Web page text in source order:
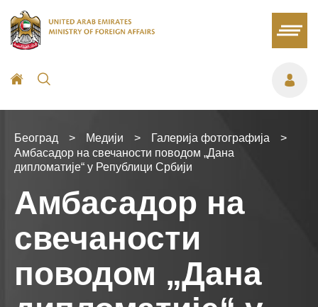
Београд > Медији > Галерија фотографија
>
Амбасадор на свечаности поводом „Дана
дипломатије“ у Републици Србији
Амбасадор на
свечаности
поводом „Дана